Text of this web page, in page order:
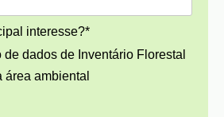
interesse?*
de dados de Inventário Florestal
ambiental